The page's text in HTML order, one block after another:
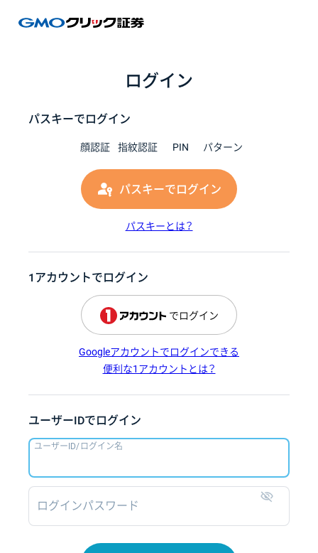
ログイン
パスキーでログイン
顔認証 指紋認証 PIN パターン
パスキーでログイン
パスキーとは？
1アカウントでログイン
でログイン
Googleアカウントでログインできる
便利な1アカウントとは？
ユーザーIDでログイン
ユーザーID/ログイン名
ログインパスワード